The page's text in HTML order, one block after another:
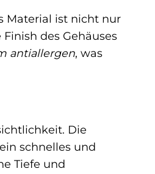
Material ist nicht nur
des Gehäuses
antiallergen, was
Die
schnelles und
Tiefe und